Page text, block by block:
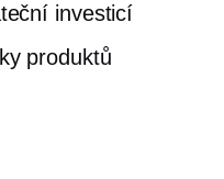
investicí
produktů